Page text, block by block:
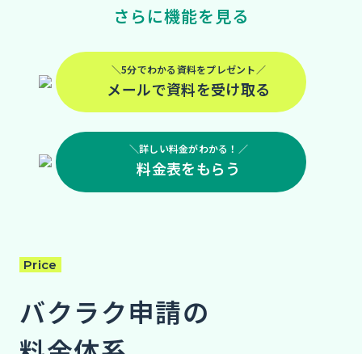
さらに機能を見る
＼5分でわかる資料をプレゼント／
メールで資料を受け取る
＼詳しい料金がわかる！／
料金表をもらう
Price
バクラク申請の